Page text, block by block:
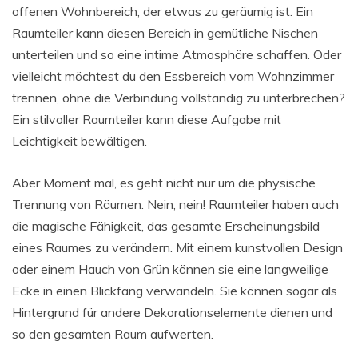
offenen Wohnbereich, der etwas zu geräumig ist. Ein
Raumteiler kann diesen Bereich in gemütliche Nischen
unterteilen und so eine intime Atmosphäre schaffen. Oder
vielleicht möchtest du den Essbereich vom Wohnzimmer
trennen, ohne die Verbindung vollständig zu unterbrechen?
Ein stilvoller Raumteiler kann diese Aufgabe mit
Leichtigkeit bewältigen.
Aber Moment mal, es geht nicht nur um die physische
Trennung von Räumen. Nein, nein! Raumteiler haben auch
die magische Fähigkeit, das gesamte Erscheinungsbild
eines Raumes zu verändern. Mit einem kunstvollen Design
oder einem Hauch von Grün können sie eine langweilige
Ecke in einen Blickfang verwandeln. Sie können sogar als
Hintergrund für andere Dekorationselemente dienen und
so den gesamten Raum aufwerten.